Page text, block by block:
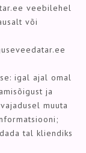
veebilehel
või
igal ajal omal
ja
muuta
tal kliendiks